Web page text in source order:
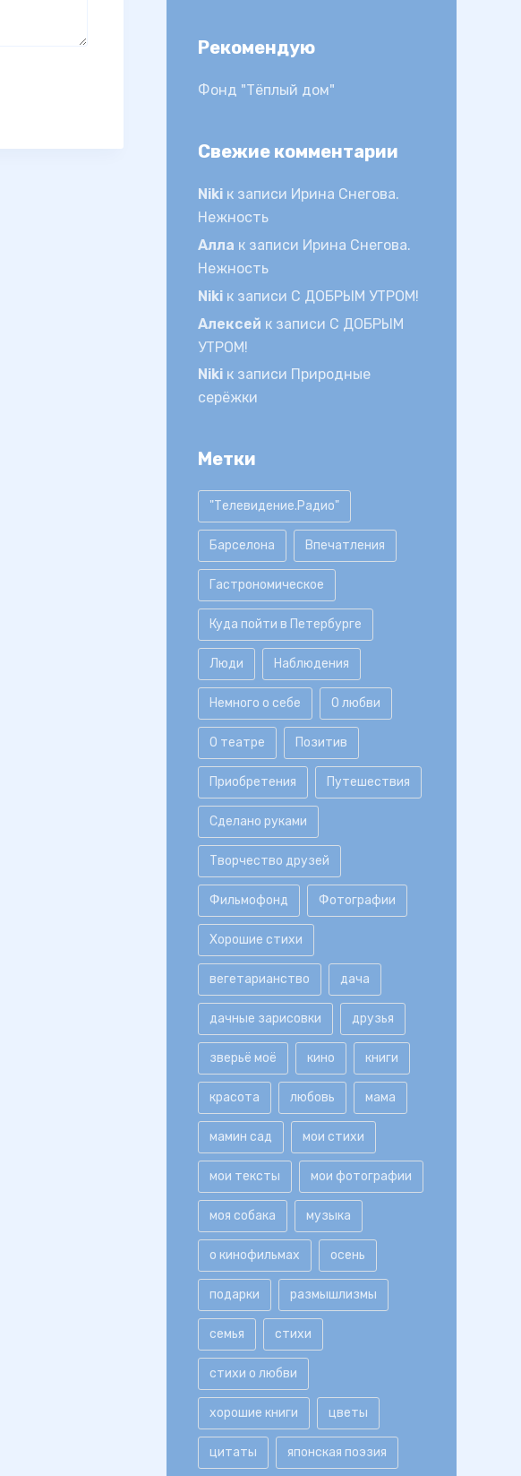
Рекомендую
Фонд "Тёплый дом"
Свежие комментарии
Niki к записи Ирина Снегова.
Нежность
Алла к записи Ирина Снегова.
Нежность
Niki к записи С ДОБРЫМ УТРОМ!
Алексей к записи С ДОБРЫМ
УТРОМ!
Niki к записи Природные
серёжки
Метки
"Телевидение.Радио"
Барселона Впечатления
Гастрономическое
Куда пойти в Петербурге
Люди Наблюдения
Немного о себе О любви
О театре Позитив
Приобретения Путешествия
Сделано руками
Творчество друзей
Фильмофонд Фотографии
Хорошие стихи
вегетарианство дача
дачные зарисовки друзья
зверьё моё кино книги
красота любовь мама
мамин сад мои стихи
мои тексты мои фотографии
моя собака музыка
о кинофильмах осень
подарки размышлизмы
семья стихи
стихи о любви
хорошие книги цветы
цитаты японская поэзия